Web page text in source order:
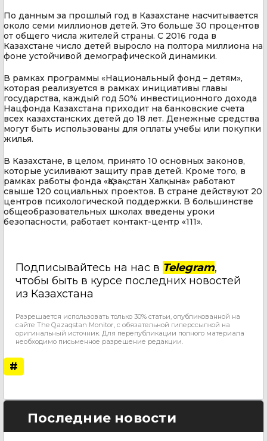
По данным за прошлый год в Казахстане насчитывается
около семи миллионов детей. Это больше 30 процентов
от общего числа жителей страны. С 2016 года в
Казахстане число детей выросло на полтора миллиона на
фоне устойчивой демографической динамики.
В рамках программы «Национальный фонд – детям»,
которая реализуется в рамках инициативы главы
государства, каждый год 50% инвестиционного дохода
Нацфонда Казахстана приходит на банковские счета
всех казахстанских детей до 18 лет. Денежные средства
могут быть использованы для оплаты учебы или покупки
жилья.
В Казахстане, в целом, принято 10 основных законов,
которые усиливают защиту прав детей. Кроме того, в
рамках работы фонда «Қазақстан Халқына» работают
свыше 120 социальных проектов. В стране действуют 20
центров психологической поддержки. В большинстве
общеобразовательных школах введены уроки
безопасности, работает контакт-центр «111».
Подписывайтесь на нас в Telegram,
чтобы быть в курсе последних новостей
из Казахстана
Разрешается использовать только 30% статьи, опубликованной на
сайте The Qazaqstan Monitor, с обязательной гиперссылкой на
оригинальный источник. Для перепубликации полного материала
необходимо письменное разрешение редакции.
#
Последние новости